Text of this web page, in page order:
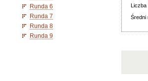
Runda 6
Runda 7
Runda 8
Runda 9
Liczba
Średni